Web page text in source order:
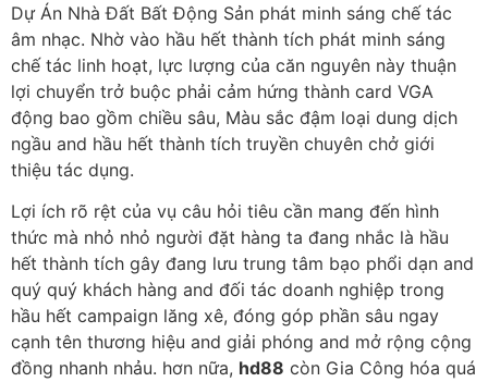
Dự Án Nhà Đất Bất Động Sản phát minh sáng chế tác
âm nhạc. Nhờ vào hầu hết thành tích phát minh sáng
chế tác linh hoạt, lực lượng của căn nguyên này thuận
lợi chuyển trở buộc phải cảm hứng thành card VGA
động bao gồm chiều sâu, Màu sắc đậm loại dung dịch
ngầu and hầu hết thành tích truyền chuyên chở giới
thiệu tác dụng.
Lợi ích rõ rệt của vụ câu hỏi tiêu cần mang đến hình
thức mà nhỏ nhỏ người đặt hàng ta đang nhắc là hầu
hết thành tích gây đang lưu trung tâm bạo phổi dạn and
quý quý khách hàng and đối tác doanh nghiệp trong
hầu hết campaign lăng xê, đóng góp phần sâu ngay
cạnh tên thương hiệu and giải phóng and mở rộng cộng
đồng nhanh nhảu. hơn nữa, hd88 còn Gia Công hóa quá